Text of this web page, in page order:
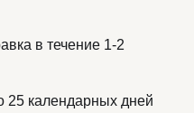
в течение 1-2
25 календарных дней